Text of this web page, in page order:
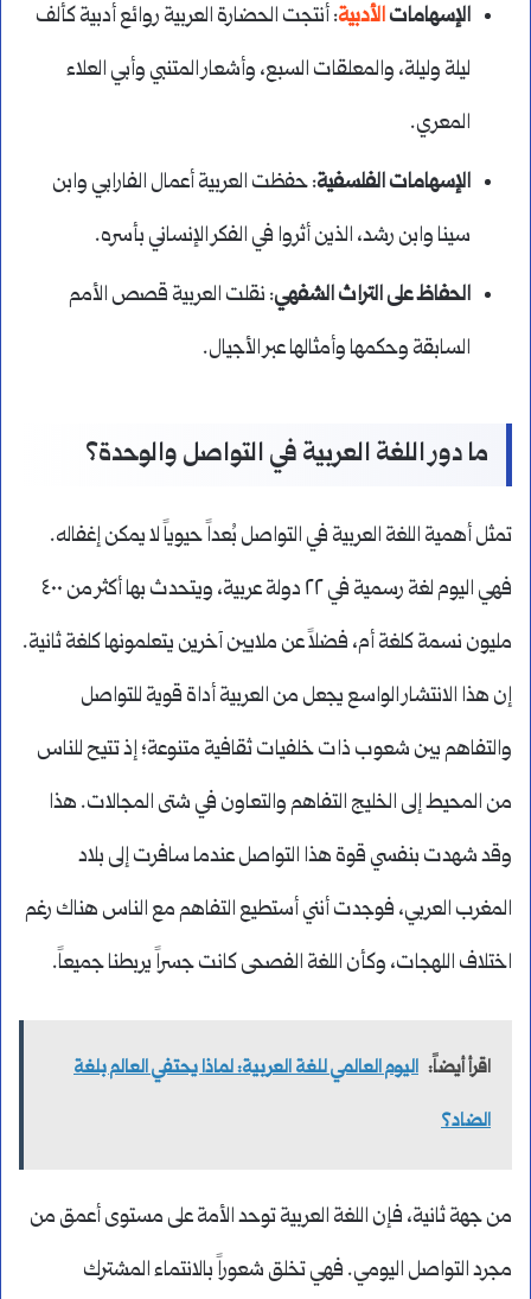
الإسهاماتالأدبية: أنتجت الحضارة العربية روائع أدبية كألف
ليلة وليلة، والمعلقات السبع، وأشعار المتنبي وأبي العلاء
المعري.
الإسهامات الفلسفية: حفظت العربية أعمال الفارابي وابن
سينا وابن رشد، الذين أثروا في الفكر الإنساني بأسره.
الحفاظ على التراث الشفهي: نقلت العربية قصص الأمم
السابقة وحكمها وأمثالها عبر الأجيال.
ما دور اللغة العربية في التواصل والوحدة؟
تمثل أهمية اللغة العربية في التواصل بُعداً حيوياً لا يمكن إغفاله.
فهي اليوم لغة رسمية في ٢٢ دولة عربية، ويتحدث بها أكثر من ٤٠٠
مليون نسمة كلغة أم، فضلاً عن ملايين آخرين يتعلمونها كلغة ثانية.
إن هذا الانتشار الواسع يجعل من العربية أداة قوية للتواصل
والتفاهم بين شعوب ذات خلفيات ثقافية متنوعة؛ إذ تتيح للناس
من المحيط إلى الخليج التفاهم والتعاون في شتى المجالات. هذا
وقد شهدت بنفسي قوة هذا التواصل عندما سافرت إلى بلاد
المغرب العربي، فوجدت أنني أستطيع التفاهم مع الناس هناك رغم
اختلاف اللهجات، وكأن اللغة الفصحى كانت جسراً يربطنا جميعاً.
اقرأ أيضاً: اليوم العالمي للغة العربية: لماذا يحتفي العالم بلغة
الضاد؟
من جهة ثانية، فإن اللغة العربية توحد الأمة على مستوى أعمق من
مجرد التواصل اليومي. فهي تخلق شعوراً بالانتماء المشترك